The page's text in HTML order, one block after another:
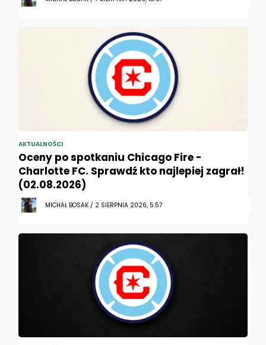
AKTUALNOŚCI
Oceny po spotkaniu Chicago Fire -
Charlotte FC. Sprawdź kto najlepiej zagrał!
(02.08.2026)
MICHAŁ BOSAK / 2 SIERPNIA 2026, 5:57